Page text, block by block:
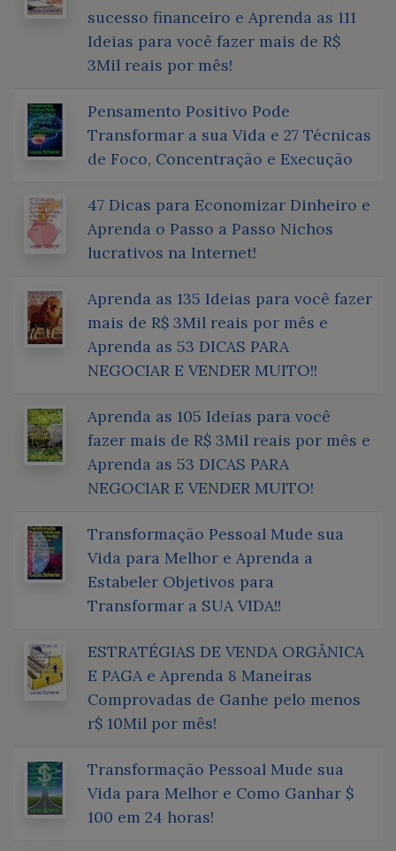
sucesso financeiro e Aprenda as 111
Ideias para você fazer mais de R$
3Mil reais por mês!
Pensamento Positivo Pode
Transformar a sua Vida e 27 Técnicas
de Foco, Concentração e Execução
47 Dicas para Economizar Dinheiro e
Aprenda o Passo a Passo Nichos
lucrativos na Internet!
Aprenda as 135 Ideias para você fazer
mais de R$ 3Mil reais por mês e
Aprenda as 53 DICAS PARA
NEGOCIAR E VENDER MUITO!!
Aprenda as 105 Ideias para você
fazer mais de R$ 3Mil reais por mês e
Aprenda as 53 DICAS PARA
NEGOCIAR E VENDER MUITO!
Transformação Pessoal Mude sua
Vida para Melhor e Aprenda a
Estabeler Objetivos para
Transformar a SUA VIDA!!
ESTRATÉGIAS DE VENDA ORGÂNICA
E PAGA e Aprenda 8 Maneiras
Comprovadas de Ganhe pelo menos
r$ 10Mil por mês!
Transformação Pessoal Mude sua
Vida para Melhor e Como Ganhar $
100 em 24 horas!